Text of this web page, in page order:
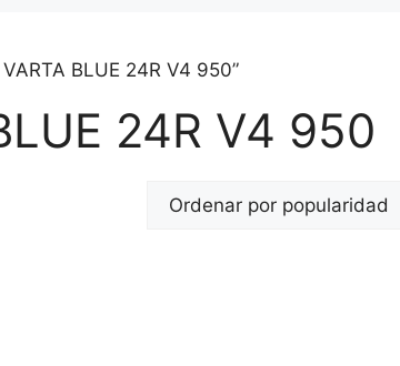
BLUE 24R V4 950”
24R V4 950